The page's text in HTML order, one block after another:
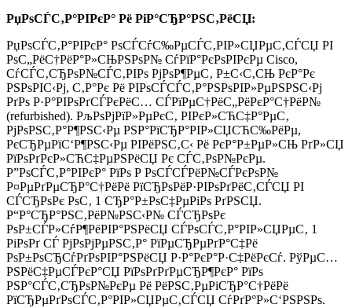
РџРѕСЃС‚Р°РІРєР° Рё РіР°СЂР°РЅС‚РёСЏ:
РџРѕСЃС‚Р°РІРєР° РѕСЃСѓС‰РµСЃС‚РІР»СЏРµС‚СЃСЏ РІ
РѕС„РёС†РёР°Р»СЊРЅРѕР№ СѓРїР°РєРѕРІРєРµ Cisco,
СѓСЃС‚СЂРѕР№СЃС‚РІРѕ РјРѕР¶РµС‚ Р±С‹С‚СЊ РєР°Рє
РЅРѕРІС‹Рј, С‚Р°Рє Рё РІРѕСЃСЃС‚Р°РЅРѕРІР»РµРЅРЅС‹Рј
РґРѕ Р·Р°РІРѕРґСЃРєРёС… СЃРїРµС†РёС„РёРєР°С†РёР№
(refurbished). РљРѕРјРїР»РµРєС‚ РІРєР»СЋС‡Р°РµС‚
РјРѕРЅС‚Р°Р¶РЅС‹Рµ РЅР°РїСЂР°РІР»СЏСЋС‰РёРµ,
РєСЂРµРїС‘Р¶РЅС‹Рµ РІРёРЅС‚С‹ Рё РєР°Р±РµР»СЊ РґР»СЏ
РїРѕРґРєР»СЋС‡РµРЅРёСЏ Рє СЃС‚РѕР№РєРµ.
Р”РѕСЃС‚Р°РІРєР° РїРѕ Р РѕСЃСЃРёР№СЃРєРѕР№
Р¤РµРґРµСЂР°С†РёРё РїСЂРѕРёР·РІРѕРґРёС‚СЃСЏ РІ
СЃСЂРѕРє РѕС‚ 1 СЂР°Р±РѕС‡РµРіРѕ РґРЅСЏ.
Р“Р°СЂР°РЅС‚РёР№РЅС‹Р№ СЃСЂРѕРє
РѕР±СЃР»СѓР¶РёРІР°РЅРёСЏ СЃРѕСЃС‚Р°РІР»СЏРµС‚ 1
РіРѕРґ СЃ РјРѕРјРµРЅС‚Р° РїРµСЂРµРґР°С‡Рё
РѕР±РѕСЂСѓРґРѕРІР°РЅРёСЏ Р·Р°РєР°Р·С‡РёРєСѓ. РўРµС…
РЅРёС‡РµСЃРєР°СЏ РїРѕРґРґРµСЂР¶РєР° РїРѕ
РЅР°СЃС‚СЂРѕР№РєРµ Рё РёРЅС‚РµРіСЂР°С†РёРё
РїСЂРµРґРѕСЃС‚Р°РІР»СЏРµС‚СЃСЏ СѓРґР°Р»С‘РЅРЅРѕ.